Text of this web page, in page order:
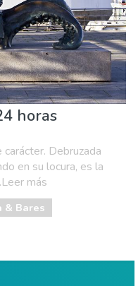
horas
Debruzada
en su locura, es la
más
& Bares